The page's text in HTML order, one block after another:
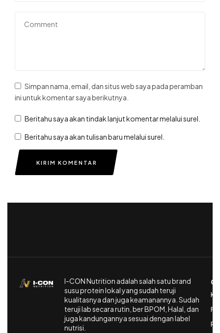
Simpan nama, email, dan situs web saya pada peramban
ini untuk komentar saya berikutnya.
Beritahu saya akan tindak lanjut komentar melalui surel.
Beritahu saya akan tulisan baru melalui surel.
KIRIM KOMENTAR
I-CON Nutrition adalah salah satu brand
susu protein lokal yang sudah teruji
kualitasnya dan juga keamanannya. Sudah
teruji lab secara rutin, ber BPOM, Halal, dan
juga kandungannya sesuai dengan label
nutrisi.